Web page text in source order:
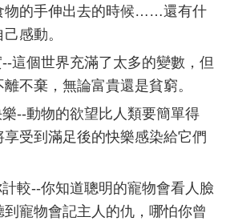
物的手伸出去的時候……還有什
感動。
個世界充滿了太多的變數，但
不棄，無論富貴還是貧窮。
動物的欲望比人類要簡單得
受到滿足後的快樂感染給它們
--你知道聰明的寵物會看人臉
寵物會記主人的仇，哪怕你曾